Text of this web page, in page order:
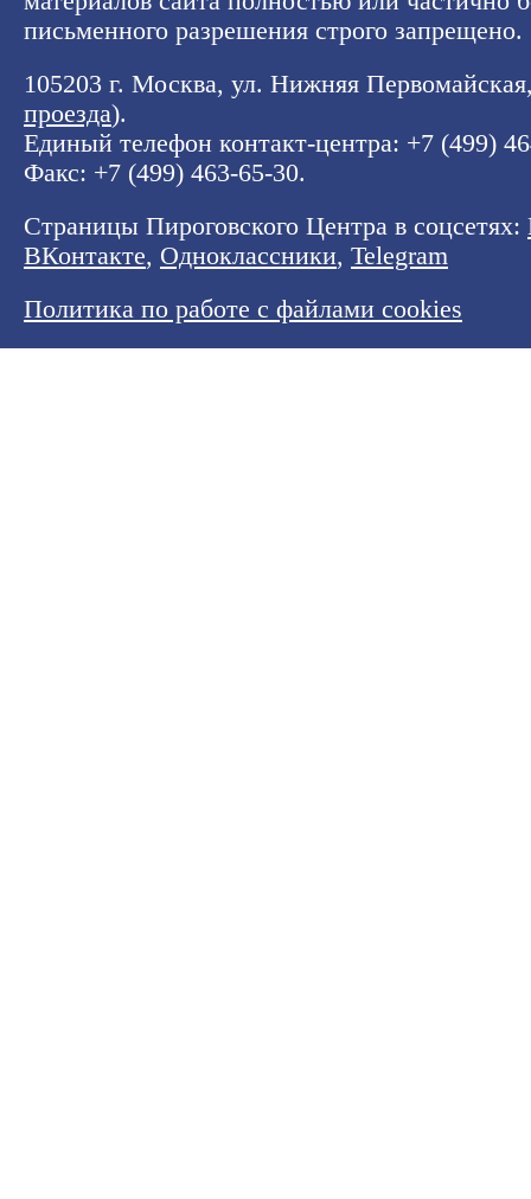
письменного разрешения строго запрещено.
105203 г. Москва, ул. Нижняя
проезда).
Единый телефон контакт-центра: +7 (499)
Факс: +7 (499) 463-65-30.
Страницы Пироговского Центра в соцсетях:
ВКонтакте, Одноклассники, Telegram
Политика по работе с файлами cookies